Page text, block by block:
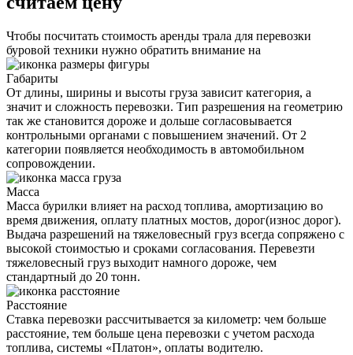
Чтобы посчитать стоимость аренды трала для перевозки
буровой техники нужно обратить внимание на
Габариты
От длины, ширины и высоты груза зависит категория, а
значит и сложность перевозки. Тип разрешения на геометрию
так же становится дороже и дольше согласовывается
контрольными органами с повышением значений. От 2
категории появляется необходимость в автомобильном
сопровождении.
Масса
Масса бурилки влияет на расход топлива, амортизацию во
время движения, оплату платных мостов, дорог(износ дорог).
Выдача разрешений на тяжеловесный груз всегда сопряжено с
высокой стоимостью и сроками согласования. Перевезти
тяжеловесный груз выходит намного дороже, чем
стандартный до 20 тонн.
Расстояние
Ставка перевозки рассчитывается за километр: чем больше
расстояние, тем больше цена перевозки с учетом расхода
топлива, системы «Платон», оплаты водителю.